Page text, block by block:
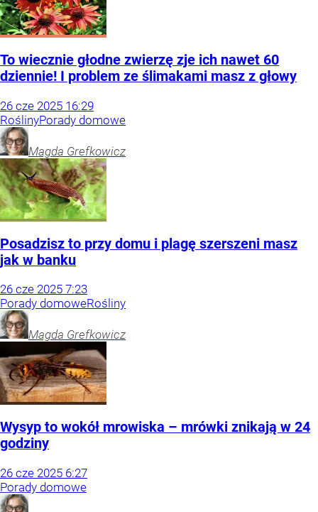
To wiecznie głodne zwierzę zje ich nawet 60
dziennie! I problem ze ślimakami masz z głowy
26 cze 2025 16:29
RoślinyPorady domowe
Magda Grefkowicz
Posadzisz to przy domu i plagę szerszeni masz
jak w banku
26 cze 2025 7:23
Porady domoweRośliny
Magda Grefkowicz
Wysyp to wokół mrowiska – mrówki znikają w 24
godziny
26 cze 2025 6:27
Porady domowe